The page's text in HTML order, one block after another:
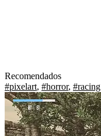
Recomendados
#pixelart, #horror, #racing